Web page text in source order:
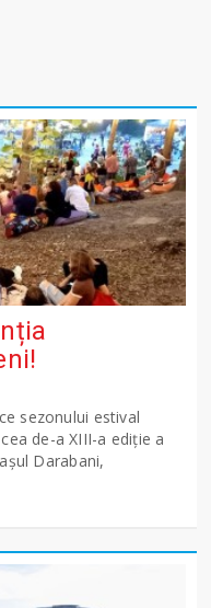
sezonului estival
de-a XIII-a ediție a
Darabani,